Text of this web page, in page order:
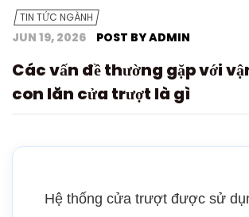
TIN TỨC NGÀNH
JUN 19, 2026 POST BY ADMIN
Các vấn đề thường gặp với
con lăn cửa trượt là gì
Hệ thống cửa trượt được sử